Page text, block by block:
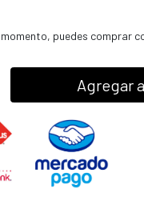
puedes comprar
Agregar